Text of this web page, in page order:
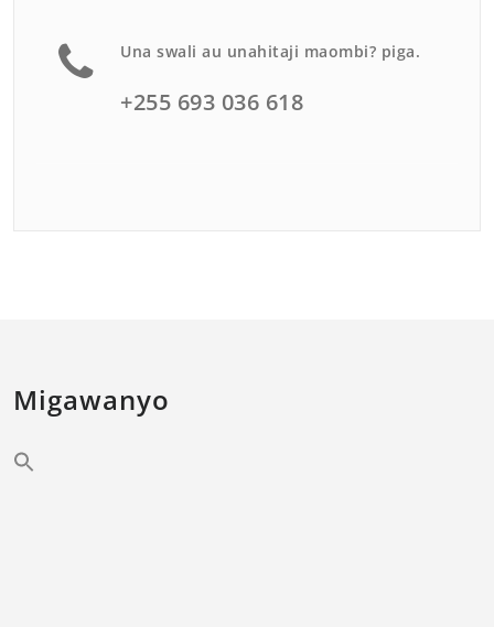
Una swali au unahitaji maombi? piga.
+255 693 036 618
Migawanyo